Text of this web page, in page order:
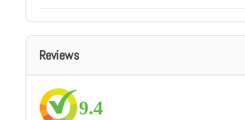
Reviews
9.4